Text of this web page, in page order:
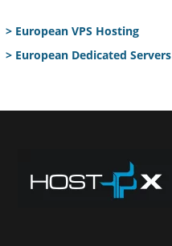
> European VPS Hosting
> European Dedicated Servers